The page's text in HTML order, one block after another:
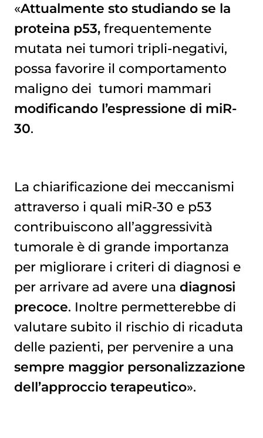
«Attualmente sto studiando se la
proteina p53,frequentemente
mutata nei tumori tripli-negativi,
possa favorire il comportamento
maligno dei tumori mammari
modificando l’espressione di miR-
30.
La chiarificazione dei meccanismi
attraverso i quali miR-30 e p53
contribuiscono all’aggressività
tumorale è di grande importanza
per migliorare i criteri di diagnosi e
per arrivare ad avere una diagnosi
precoce. Inoltre permetterebbe di
valutare subito il rischio di ricaduta
delle pazienti, per pervenire a una
sempre maggior personalizzazione
dell’approccio terapeutico».